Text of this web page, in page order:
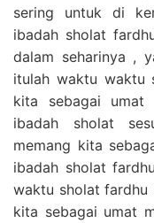
sering untuk di
ibadah sholat
dalam seharinya ,
itulah waktu waktu
kita sebagai umat
ibadah sholat
memang kita
ibadah sholat
waktu sholat fardhu
kita sebagai umat